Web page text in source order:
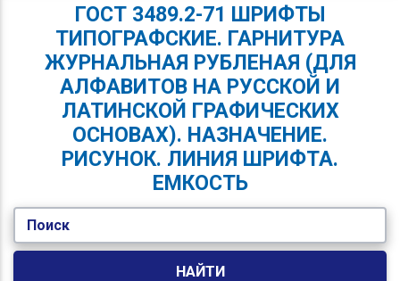
ГОСТ 3489.2-71 ШРИФТЫ
ТИПОГРАФСКИЕ. ГАРНИТУРА
ЖУРНАЛЬНАЯ РУБЛЕНАЯ (ДЛЯ
АЛФАВИТОВ НА РУССКОЙ И
ЛАТИНСКОЙ ГРАФИЧЕСКИХ
ОСНОВАХ). НАЗНАЧЕНИЕ.
РИСУНОК. ЛИНИЯ ШРИФТА.
ЕМКОСТЬ
Поиск
НАЙТИ